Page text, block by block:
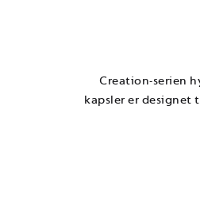
Creation-serien
kapsler er designet